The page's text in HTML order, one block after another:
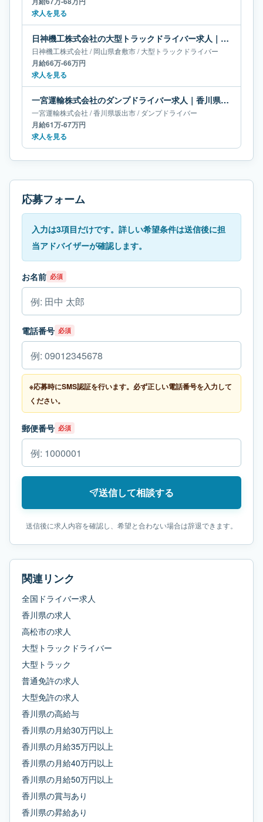
求人を見る
日神機工株式会社の大型トラックドライバー求人｜岡山県倉敷市｜月給66万-66万円
日神機工株式会社 /岡山県倉敷市/大型トラックドライバー
月給66万-66万円
求人を見る
一宮運輸株式会社のダンプドライバー求人｜香川県坂出市｜月給61万-67万円
一宮運輸株式会社 /香川県坂出市/ダンプドライバー
月給61万-67万円
求人を見る
応募フォーム
入力は3項目だけです。詳しい希望条件は送信後に担
当アドバイザーが確認します。
お名前 必須
電話番号 必須
※応募時にSMS認証を行います。必ず正しい電話番号を入力して
ください。
郵便番号 必須
送信して相談する
送信後に求人内容を確認し、希望と合わない場合は辞退できます。
関連リンク
全国ドライバー求人
香川県の求人
高松市の求人
大型トラックドライバー
大型トラック
普通免許の求人
大型免許の求人
香川県の高給与
香川県の月給30万円以上
香川県の月給35万円以上
香川県の月給40万円以上
香川県の月給50万円以上
香川県の賞与あり
香川県の昇給あり